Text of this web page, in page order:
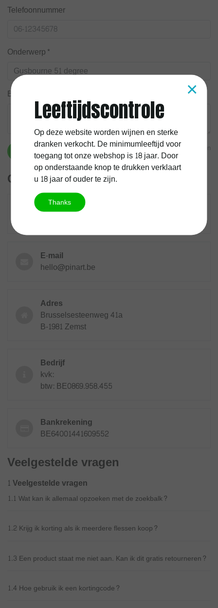
Telefoonnummer
Onderwerp*
Bericht*
Verstuur * Verplichte velden
Contactgegevens
Bel ons en stel jouw vraag
E-mail
hello@pinart.be
Adres
Brusselsesteenweg 41a
B-1981 Zemst
Bedrijf
kvk:
btw: BE0869.958.455
Bankrekening
BE64001441609552
Veelgestelde vragen
1 Veelgestelde vragen
1.1 Wat kan ik allemaal opzoeken met de zoekbalk?
1.2 Krijg ik korting als ik meerdere flessen koop?
1.3 Een product staat me niet aan. Kan ik dit gratis retourneren?
1.4 Hoe gebruik ik een kortingcode?
×
Leeftijdscontrole
Op deze website worden wijnen en sterke
dranken verkocht. De minimumleeftijd voor
toegang tot onze webshop is 18 jaar. Door
op onderstaande knop te drukken verklaart
u 18 jaar of ouder te zijn.
Thanks